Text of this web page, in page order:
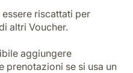
essere riscattati per
altri Voucher.
aggiungere
prenotazioni se si usa un